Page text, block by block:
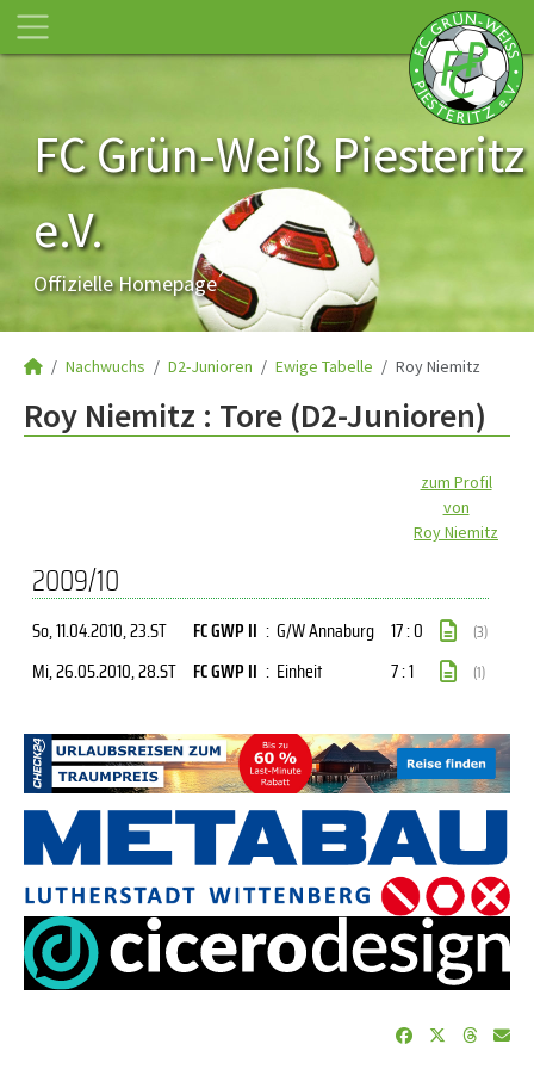
FC Grün-Weiß Piesteritz
e.V.
Offizielle Homepage
Nachwuchs D2-Junioren Ewige Tabelle Roy Niemitz
Roy Niemitz : Tore (D2-Junioren)
zum Profil
von
Roy Niemitz
2009/10
So, 11.04.2010, 23.ST FC GWP II : G/W Annaburg 17 : 0 (3)
Mi, 26.05.2010, 28.ST FC GWP II : Einheit 7 : 1 (1)